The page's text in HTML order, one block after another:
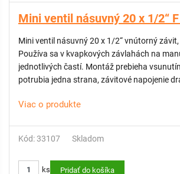
Mini ventil násuvný 20 x 1/2“
Mini ventil násuvný 20 x 1/2“ vnútorný
Používa sa v kvapkových závlahách na
jednotlivých častí. Montáž prebieha
Viac o produkte
Kód: 33107 Skladom
ks Pridať do košíka